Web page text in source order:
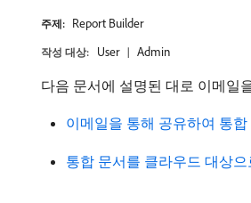
주제: Report Builder
작성 대상: User Admin
다음 문서에 설명된 대로 이메일
이메일을 통해 공유하여 통
통합 문서를 클라우드 대상